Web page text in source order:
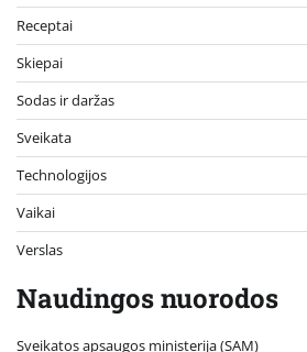
Receptai
Skiepai
Sodas ir daržas
Sveikata
Technologijos
Vaikai
Verslas
Naudingos nuorodos
Sveikatos apsaugos ministerija (SAM)